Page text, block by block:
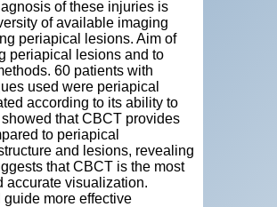
of these injuries is
of available imaging
periapical lesions. Aim of
periapical lesions and to
60 patients with
used were periapical
according to its ability to
that CBCT provides
to periapical
and lesions, revealing
that CBCT is the most
accurate visualization.
more effective